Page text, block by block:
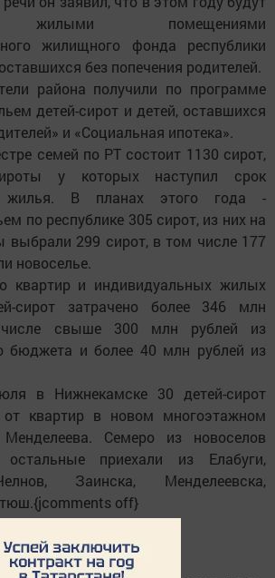
жилыми помещениями
жилищного фонда республики
без попечения родителей.
района получили по программе
детей-сирот и детей, оставшихся
и «Социальная ипотека».
семей по РТ состоит 1130 сирот,
у которых наступил срок
жилья. В планах этого года -
по республике 305 сирот, из них на
выбрали 299 сирот, в том числе 177
новоселье.
квартир и индивидуальных жилых
сирот затрачено более 346 млн
свыше 300 млн рублей из
бюджета и более 40 млн рублей из
в Нижнекамске 30 детей-сирот
квартир в новом многоэтажном
Семеро из новоселов
приехали из Елабуги,
Заинска, Менделеевска,
off}